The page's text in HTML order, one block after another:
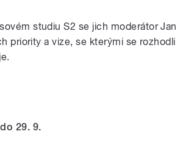
studiu S2 se jich moderátor Jan
priority a vize, se kterými se rozhodli
29. 9.